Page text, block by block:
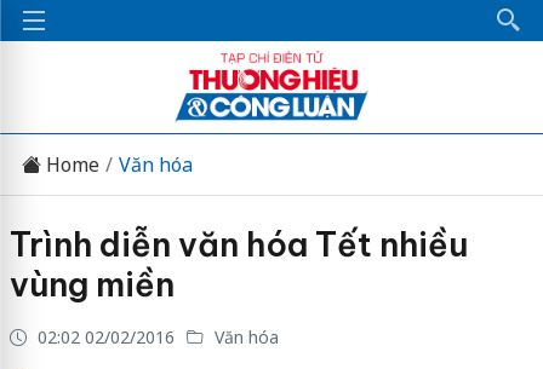
Home Văn hóa
Trình diễn văn hóa Tết nhiều
vùng miền
02:02 02/02/2016 Văn hóa